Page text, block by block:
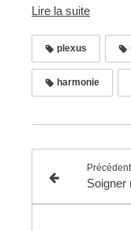
Lire la suite
plexus
harmonie
Précédent